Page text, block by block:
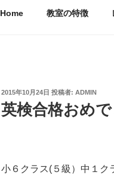
Home 教室の特徴
投
稿
日:
2015年10月24日 投稿者: ADMIN
英検合格おめ
小６クラス(５級）中１ク